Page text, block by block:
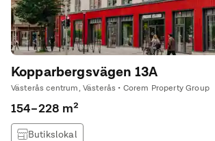
Kopparbergsvägen 13A
Västerås centrum, Västerås • Corem Property Group
154–228 m²
Butikslokal